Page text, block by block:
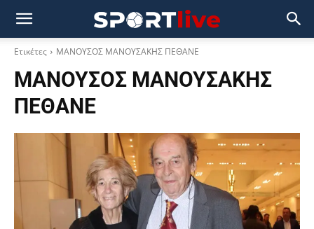
Ετικέτες ΜΑΝΟΥΣΟΣ ΜΑΝΟΥΣΑΚΗΣ ΠΕΘΑΝΕ
ΜΑΝΟΥΣΟΣ ΜΑΝΟΥΣΑΚΗΣ
ΠΕΘΑΝΕ